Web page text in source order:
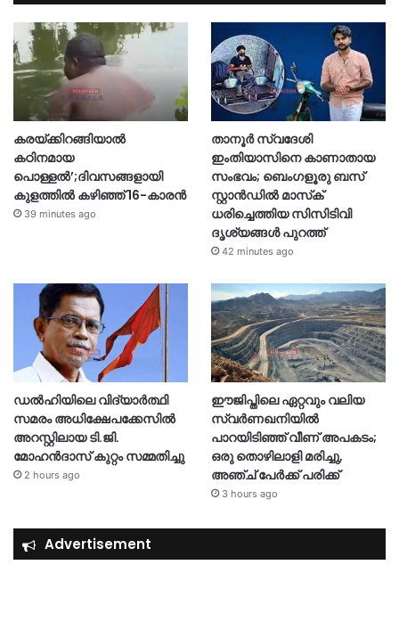
കരയ്ക്കിറങ്ങിയാൽ
കഠിനമായ
പൊള്ളൽ’;ദിവസങ്ങളായി
കുളത്തിൽ കഴിഞ്ഞ് 16-കാരൻ
39 minutes ago
താനൂർ സ്വദേശി
ഇംതിയാസിനെ കാണാതായ
സംഭവം; ബെംഗളൂരു ബസ്
സ്റ്റാൻഡിൽ മാസ്‌ക്
ധരിച്ചെത്തിയ സിസിടിവി
ദൃശ്യങ്ങൾ പുറത്ത്
42 minutes ago
ഡൽഹിയിലെ വിദ്യാർത്ഥി
സമരം അധിക്ഷേപക്കേസിൽ
അറസ്റ്റിലായ ടി.ജി.
മോഹൻദാസ് കുറ്റം സമ്മതിച്ചു
2 hours ago
ഈജിപ്തിലെ ഏറ്റവും വലിയ
സ്വർണഖനിയിൽ
പാറയിടിഞ്ഞ് വീണ് അപകടം;
ഒരു തൊഴിലാളി മരിച്ചു,
അഞ്ച് പേർക്ക് പരിക്ക്
3 hours ago
Advertisement